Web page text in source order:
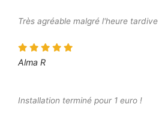
Très agréable malgré l'heure tardive
Alma R
Installation terminé pour 1 euro !